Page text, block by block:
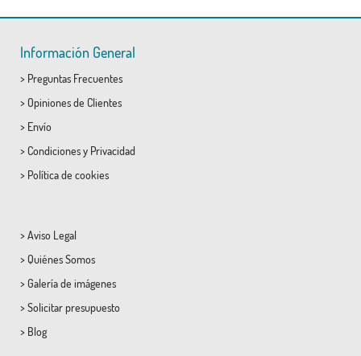
Información General
> Preguntas Frecuentes
> Opiniones de Clientes
> Envío
> Condicionesy Privacidad
> Política de cookies
> Aviso Legal
> Quiénes Somos
> Galería de imágenes
> Solicitar presupuesto
> Blog